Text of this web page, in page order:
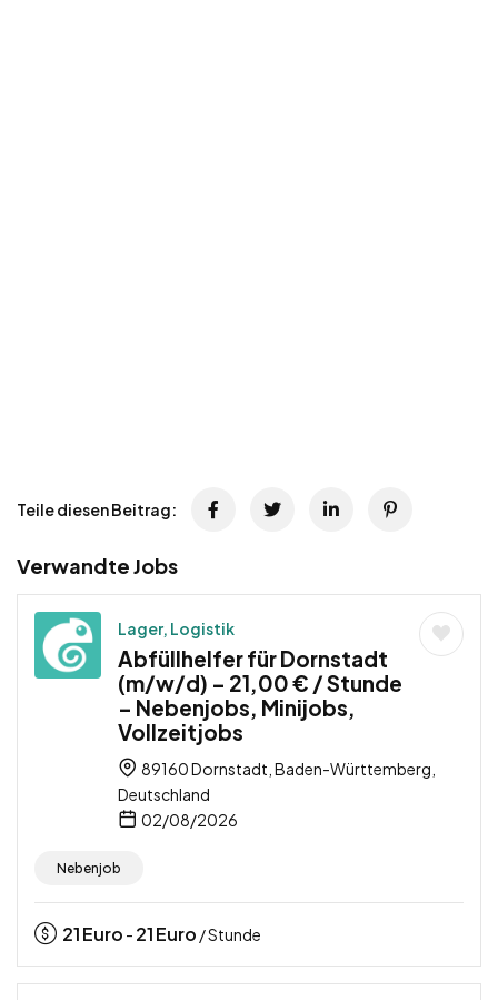
Teile diesen Beitrag:
Verwandte Jobs
Lager, Logistik
Abfüllhelfer für Dornstadt
(m/w/d) – 21,00 € / Stunde
– Nebenjobs, Minijobs,
Vollzeitjobs
89160 Dornstadt, Baden-Württemberg,
Deutschland
02/08/2026
Nebenjob
21Euro - 21Euro / Stunde